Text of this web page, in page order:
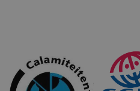
© 2026 Travel Inventive